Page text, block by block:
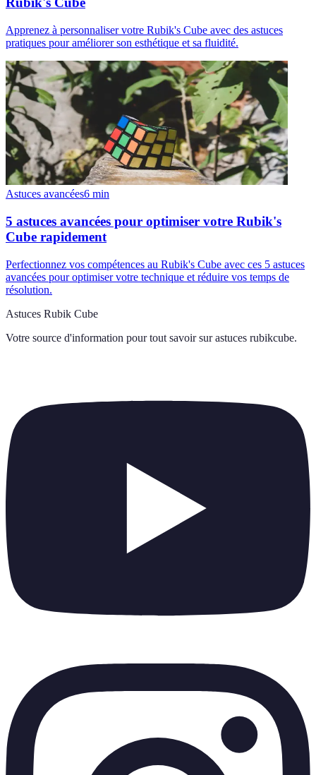
Apprenez à personnaliser votre Rubik's Cube avec des astuces
pratiques pour améliorer son esthétique et sa fluidité.
Astuces avancées6 min
5 astuces avancées pour optimiser votre Rubik's
Cube rapidement
Perfectionnez vos compétences au Rubik's Cube avec ces 5 astuces
avancées pour optimiser votre technique et réduire vos temps de
résolution.
Astuces Rubik Cube
Votre source d'information pour tout savoir sur astuces rubikcube.